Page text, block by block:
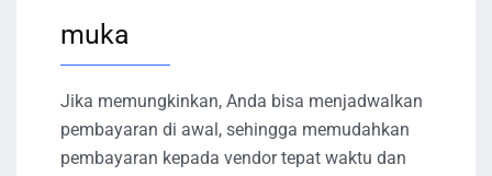
muka
Jika memungkinkan, Anda bisa menjadwalkan
pembayaran di awal, sehingga memudahkan
pembayaran kepada vendor tepat waktu dan